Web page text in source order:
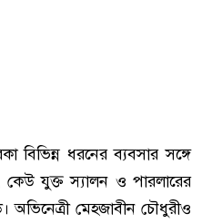
বিভিন্ন ধরনের ব্যবসার সঙ্গে
কেউ যুক্ত স্যালন ও পারলারের
অভিনেত্রী মেহজাবীন চৌধুরীও